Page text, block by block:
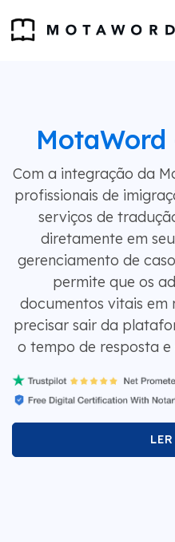
MotaWord
Com a integração da
profissionais de
serviços de
diretamente em
gerenciamento de
permite que os
documentos vitais em
precisar sair da
o tempo de resposta